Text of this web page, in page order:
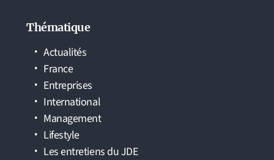
Thématique
Actualités
France
Entreprises
International
Management
Lifestyle
Les entretiens du JDE